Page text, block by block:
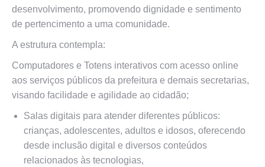
desenvolvimento, promovendo dignidade e sentimento
de pertencimento a uma comunidade.
A estrutura contempla:
Computadores e Totens interativos com acesso online
aos serviços públicos da prefeitura e demais secretarias,
visando facilidade e agilidade ao cidadão;
Salas digitais para atender diferentes públicos:
crianças, adolescentes, adultos e idosos, oferecendo
desde inclusão digital e diversos conteúdos
relacionados às tecnologias,